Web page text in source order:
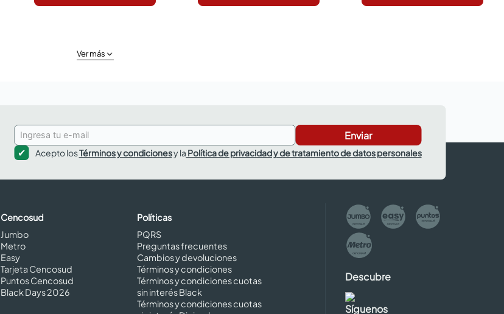
Ver más
Enviar
Acepto losTérminos y condicionesy la Política de privacidad y de tratamiento de datos personales
Cencosud
Jumbo
Metro
Easy
Tarjeta Cencosud
Puntos Cencosud
Black Days 2026
Políticas
PQRS
Preguntas frecuentes
Cambios y devoluciones
Términos y condiciones
Términos y condiciones cuotas
sin interés Black
Términos y condiciones cuotas
Descubre
Síguenos